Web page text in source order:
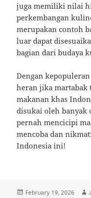
juga memiliki nilai
perkembangan
merupakan contoh
luar dapat
bagian dari budaya
Dengan
heran jika martabak
makanan khas
disukai oleh banyak
pernah mencicipi
mencoba dan
Indonesia ini!
Posted
February 19, 2026